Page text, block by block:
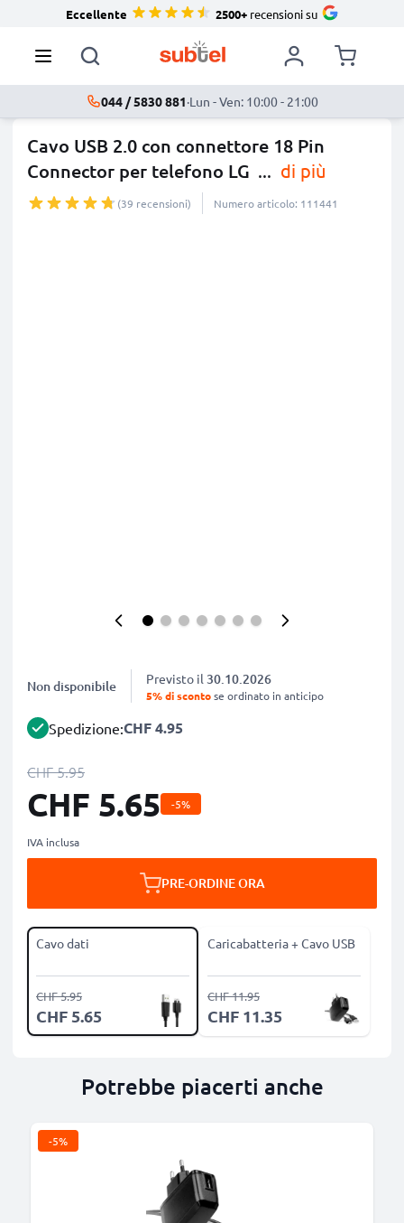
Eccellente 2500+recensioni su
044 / 5830 881·Lun - Ven: 10:00 - 21:00
Cavo USB 2.0 con connettore 18 Pin
Connector per telefono LG ... di più
(39 recensioni) Numero articolo: 111441
Non disponibile Previsto il 30.10.2026
5% di scontose ordinato in anticipo
Spedizione:CHF 4.95
CHF 5.95
CHF 5.65 -5%
IVA inclusa
PRE-ORDINE ORA
Cavo dati
CHF 5.65
CHF 5.95
Caricabatteria + Cavo USB
CHF 11.35
CHF 11.95
Potrebbe piacerti anche
-5%